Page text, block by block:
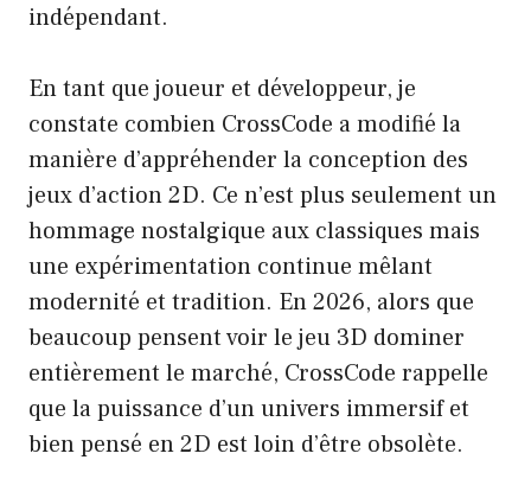
indépendant.
En tant que joueur et développeur, je
constate combien CrossCode a modifié la
manière d’appréhender la conception des
jeux d’action 2D. Ce n’est plus seulement un
hommage nostalgique aux classiques mais
une expérimentation continue mêlant
modernité et tradition. En 2026, alors que
beaucoup pensent voir le jeu 3D dominer
entièrement le marché, CrossCode rappelle
que la puissance d’un univers immersif et
bien pensé en 2D est loin d’être obsolète.